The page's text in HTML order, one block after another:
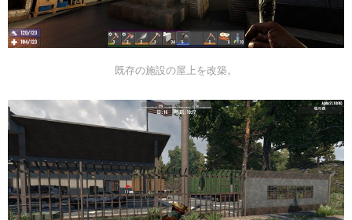
既存の施設の屋上を改築。